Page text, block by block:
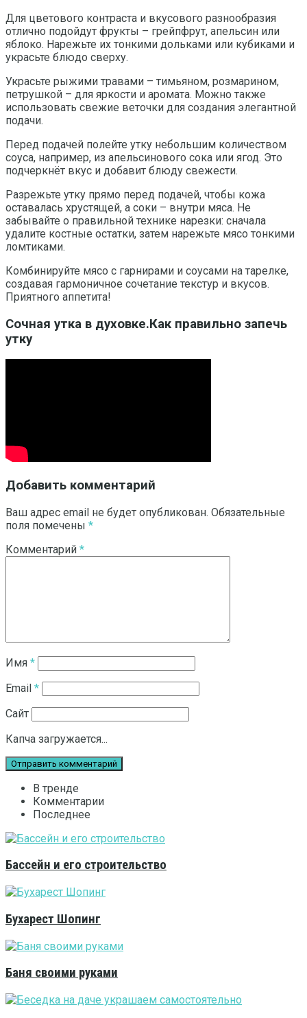
Для цветового контраста и вкусового разнообразия
отлично подойдут фрукты – грейпфрут, апельсин или
яблоко. Нарежьте их тонкими дольками или кубиками и
украсьте блюдо сверху.
Украсьте рыжими травами – тимьяном, розмарином,
петрушкой – для яркости и аромата. Можно также
использовать свежие веточки для создания элегантной
подачи.
Перед подачей полейте утку небольшим количеством
соуса, например, из апельсинового сока или ягод. Это
подчеркнёт вкус и добавит блюду свежести.
Разрежьте утку прямо перед подачей, чтобы кожа
оставалась хрустящей, а соки – внутри мяса. Не
забывайте о правильной технике нарезки: сначала
удалите костные остатки, затем нарежьте мясо тонкими
ломтиками.
Комбинируйте мясо с гарнирами и соусами на тарелке,
создавая гармоничное сочетание текстур и вкусов.
Приятного аппетита!
Сочная утка в духовке.Как правильно запечь
утку
Добавить комментарий
Ваш адрес email не будет опубликован. Обязательные
поля помечены *
Комментарий *
Имя *
Email *
Сайт
Капча загружается...
В тренде
Комментарии
Последнее
Бассейн и его строительство
Бухарест Шопинг
Баня своими руками